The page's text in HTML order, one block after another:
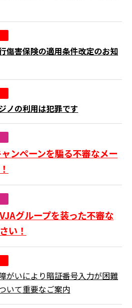
傷害保険の適用条件改定のお知
ノの利用は犯罪です
ャンペーンを騙る不審なメー
グループを装った不審な
い！
がいにより暗証番号入力が困難
いて重要なご案内